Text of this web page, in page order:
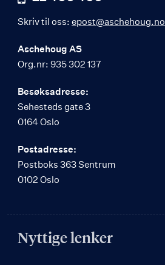
Skriv til oss: epost@aschehoug.no
Aschehoug AS
Org.nr: 935 302 137
Besøksadresse:
Sehesteds gate 3
0164 Oslo
Postadresse:
Postboks 363 Sentrum
0102 Oslo
Nyttige lenker